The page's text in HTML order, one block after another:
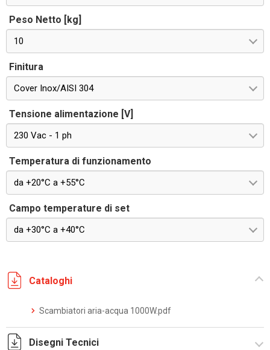
Peso Netto [kg]
10
Finitura
Cover Inox/AISI 304
Tensione alimentazione [V]
230 Vac - 1 ph
Temperatura di funzionamento
da +20°C a +55°C
Campo temperature di set
da +30°C a +40°C
Cataloghi
Scambiatori aria-acqua 1000W.pdf
Disegni Tecnici